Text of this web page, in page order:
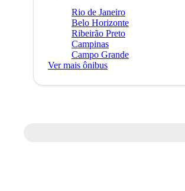
Rio de Janeiro
Belo Horizonte
Ribeirão Preto
Campinas
Campo Grande
Ver mais ônibus